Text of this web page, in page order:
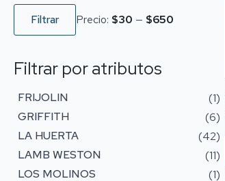
Precio
mínimo
Precio
máximo
Filtrar Precio: $30 — $650
Filtrar por atributos
FRIJOLIN
(1)
GRIFFITH
(6)
LA HUERTA
(42)
LAMB WESTON
(11)
LOS MOLINOS
(1)